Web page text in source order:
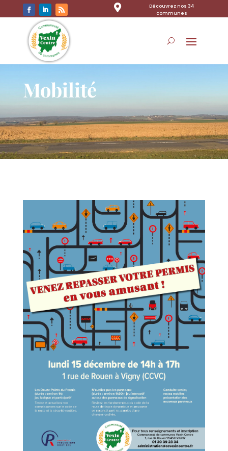

Découvrez nos 34
communes
Mobilité